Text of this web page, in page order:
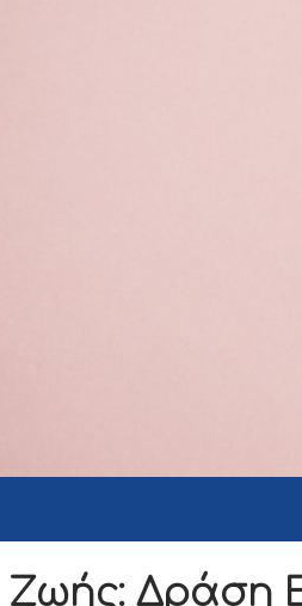
Δράση